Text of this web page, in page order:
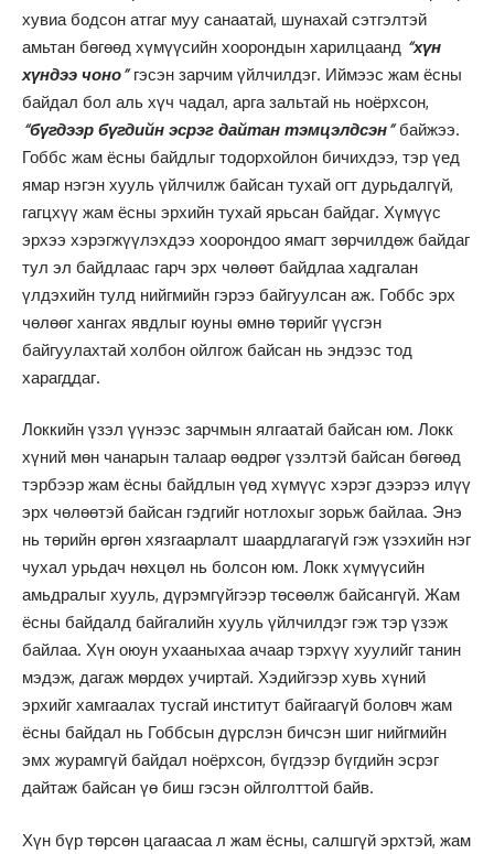
хувиа бодсон атгаг муу санаатай, шунахай сэтгэлтэй
амьтан бөгөөд хүмүүсийн хоорондын харилцаанд “хүн
хүндээ чоно”гэсэн зарчим үйлчилдэг. Иймээс жам ёсны
байдал бол аль хүч чадал, арга зальтай нь ноёрхсон,
“бүгдээр бүгдийн эсрэг дайтан тэмцэлдсэн”байжээ.
Гоббс жам ёсны байдлыг тодорхойлон бичихдээ, тэр үед
ямар нэгэн хууль үйлчилж байсан тухай огт дурьдалгүй,
гагцхүү жам ёсны эрхийн тухай ярьсан байдаг. Хүмүүс
эрхээ хэрэгжүүлэхдээ хоорондоо ямагт зөрчилдөж байдаг
тул эл байдлаас гарч эрх чөлөөт байдлаа хадгалан
үлдэхийн тулд нийгмийн гэрээ байгуулсан аж. Гоббс эрх
чөлөөг хангах явдлыг юуны өмнө төрийг үүсгэн
байгуулахтай холбон ойлгож байсан нь эндээс тод
харагддаг.
Локкийн үзэл үүнээс зарчмын ялгаатай байсан юм. Локк
хүний мөн чанарын талаар өөдрөг үзэлтэй байсан бөгөөд
тэрбээр жам ёсны байдлын үөд хүмүүс хэрэг дээрээ илүү
эрх чөлөөтэй байсан гэдгийг нотлохыг зорьж байлаа. Энэ
нь төрийн өргөн хязгаарлалт шаардлагагүй гэж үзэхийн нэг
чухал урьдач нөхцөл нь болсон юм. Локк хүмүүсийн
амьдралыг хууль, дүрэмгүйгээр төсөөлж байсангүй. Жам
ёсны байдалд байгалийн хууль үйлчилдэг гэж тэр үзэж
байлаа. Хүн оюун ухааныхаа ачаар тэрхүү хуулийг танин
мэдэж, дагаж мөрдөх учиртай. Хэдийгээр хувь хүний
эрхийг хамгаалах тусгай институт байгаагүй боловч жам
ёсны байдал нь Гоббсын дүрслэн бичсэн шиг нийгмийн
эмх журамгүй байдал ноёрхсон, бүгдээр бүгдийн эсрэг
дайтаж байсан үө биш гэсэн ойлголттой байв.
Хүн бүр төрсөн цагаасаа л жам ёсны, салшгүй эрхтэй, жам